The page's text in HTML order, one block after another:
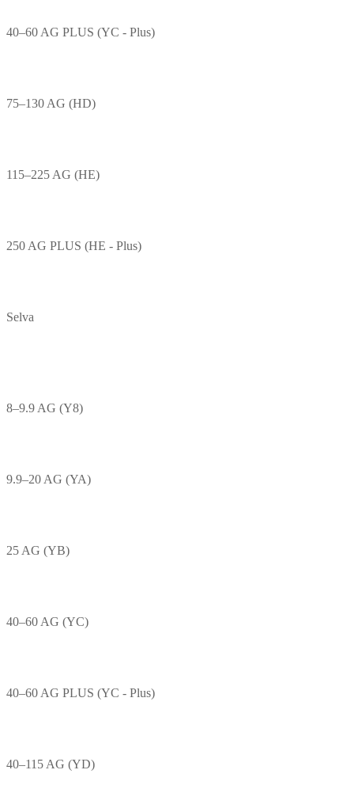
40–60 AG PLUS (YC - Plus)
75–130 AG (HD)
115–225 AG (HE)
250 AG PLUS (HE - Plus)
Selva
8–9.9 AG (Y8)
9.9–20 AG (YA)
25 AG (YB)
40–60 AG (YC)
40–60 AG PLUS (YC - Plus)
40–115 AG (YD)